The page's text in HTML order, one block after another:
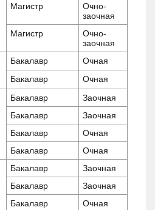
Магистр
Очно-
заочная
Магистр
Очно-
заочная
Бакалавр
Очная
Бакалавр
Очная
Бакалавр
Заочная
Бакалавр
Заочная
Бакалавр
Очная
Бакалавр
Очная
Бакалавр
Заочная
Бакалавр
Заочная
Бакалавр
Очная